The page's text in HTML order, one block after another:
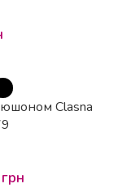
Clasna
грн